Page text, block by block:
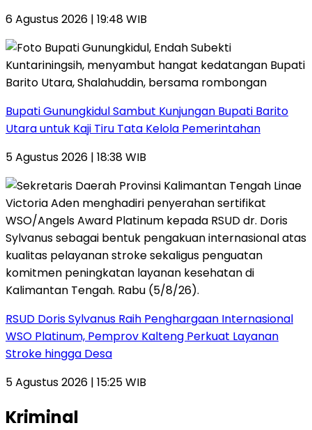
6 Agustus 2026 | 19:48 WIB
Bupati Gunungkidul Sambut Kunjungan Bupati Barito
Utara untuk Kaji Tiru Tata Kelola Pemerintahan
5 Agustus 2026 | 18:38 WIB
RSUD Doris Sylvanus Raih Penghargaan Internasional
WSO Platinum, Pemprov Kalteng Perkuat Layanan
Stroke hingga Desa
5 Agustus 2026 | 15:25 WIB
Kriminal